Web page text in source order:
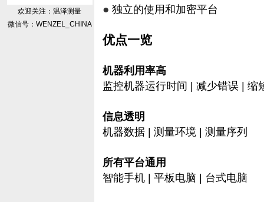
欢迎关注：温泽测量
微信号：WENZEL_CHINA
● 独立的使用和加密平台
优点一览
机器利用率高
监控机器运行时间 | 减少错误 | 缩
信息透明
机器数据 | 测量环境 | 测量序列
所有平台通用
智能手机 | 平板电脑 | 台式电脑